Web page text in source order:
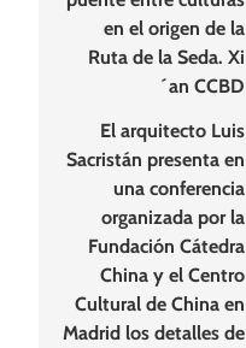
entradas
en el origen de la
Ruta de la Seda. Xi
´an CCBD
El arquitecto Luis
Sacristán presenta en
una conferencia
organizada por la
Fundación Cátedra
China y el Centro
Cultural de China en
Madrid los detalles de